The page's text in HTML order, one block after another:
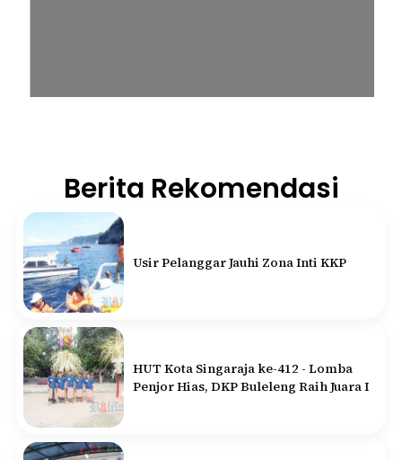
Berita Rekomendasi
Usir Pelanggar Jauhi Zona Inti KKP
HUT Kota Singaraja ke-412 - Lomba
Penjor Hias, DKP Buleleng Raih Juara I